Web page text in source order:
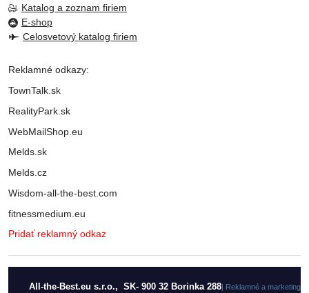
Katalog a zoznam firiem
E-shop
Celosvetový katalog firiem
Reklamné odkazy:
TownTalk.sk
RealityPark.sk
WebMailShop.eu
Melds.sk
Melds.cz
Wisdom-all-the-best.com
fitnessmedium.eu
Pridať reklamný odkaz
All-the-Best.eu s.r.o., SK- 900 32 Borinka 288 | Reklamné a